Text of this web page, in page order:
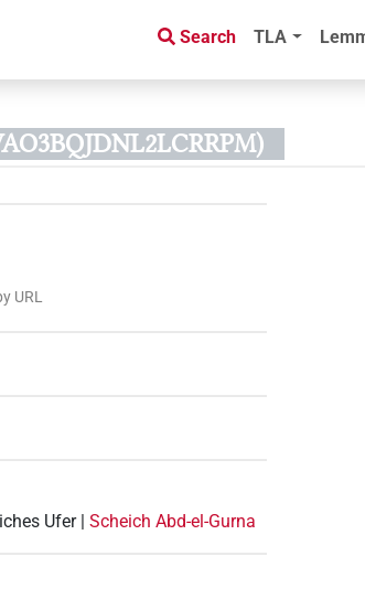
Search TLA
URL
Ufer |Scheich Abd-el-Gurna